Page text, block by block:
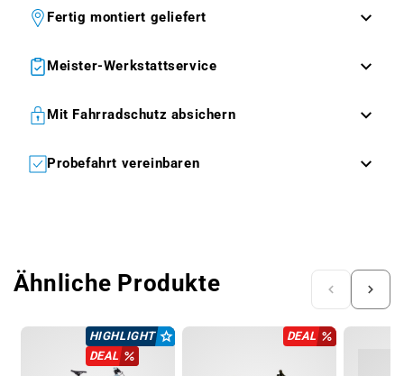
Fertig montiert geliefert
Meister-Werkstattservice
Mit Fahrradschutz absichern
Probefahrt vereinbaren
Ähnliche Produkte
HIGHLIGHT
DEAL
DEAL